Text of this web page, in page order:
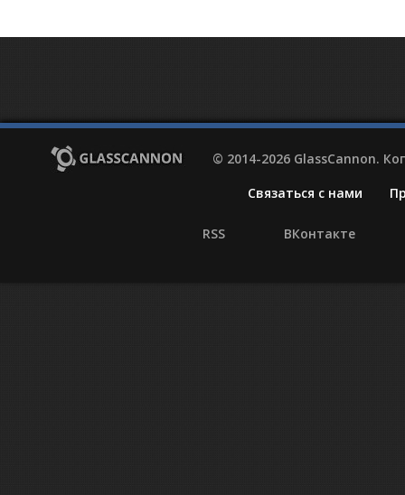
© 2014-2026 GlassCannon.
Связаться с нами
RSS ВКонтакте